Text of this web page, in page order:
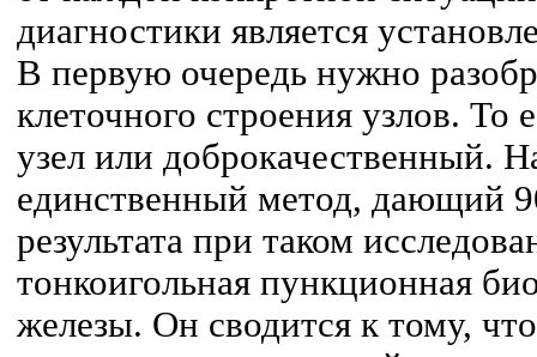
диагностики является
В первую очередь нужно
клеточного строения узлов. То
узел или доброкачественный.
единственный метод, дающий
результата при таком
тонкоигольная пункционная
железы. Он сводится к тому,